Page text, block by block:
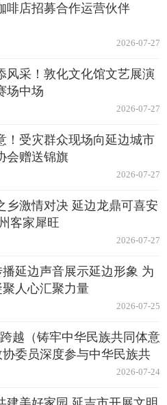
啡店招募合作运营伙伴
2026-07-27
风采！敦化文化馆文艺展演
场中场
2026-07-27
！受灾群众现场向延边城市
会赠送锦旗
2026-07-27
乡激情对决 延边龙鼎可喜安
客家犀旺
2026-07-27
延边声音展示延边形象 为
人心汇聚力量
2026-07-25
越（铸牢中华民族共同体意
委员深度参与中华民族共
2026-07-24